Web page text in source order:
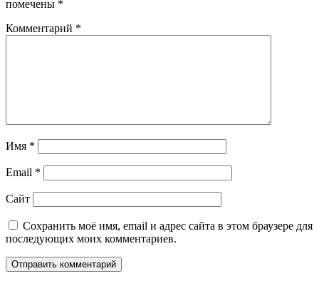
помечены *
Комментарий *
Имя *
Email *
Сайт
Сохранить моё имя, email и адрес сайта в этом браузере для
последующих моих комментариев.